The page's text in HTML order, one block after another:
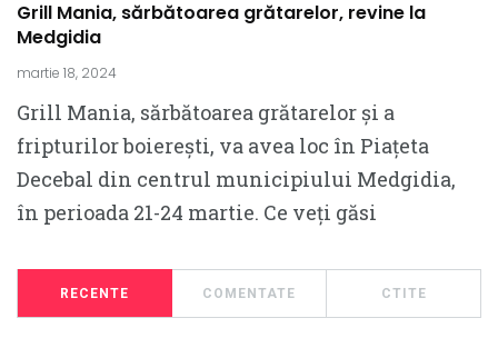
Grill Mania, sărbătoarea grătarelor, revine la
Medgidia
martie 18, 2024
Grill Mania, sărbătoarea grătarelor și a
fripturilor boierești, va avea loc în Piațeta
Decebal din centrul municipiului Medgidia,
în perioada 21-24 martie. Ce veți găsi
RECENTE COMENTATE CTITE